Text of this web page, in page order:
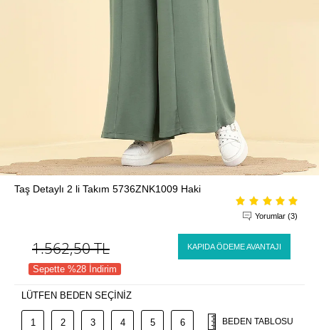
Taş Detaylı 2 li Takım 5736ZNK1009 Haki
Yorumlar (3)
1.562,50TL KAPIDA ÖDEME AVANTAJI
Sepette %28 İndirim
LÜTFEN BEDEN SEÇİNİZ
1 2 3 4 5 6 BEDEN TABLOSU